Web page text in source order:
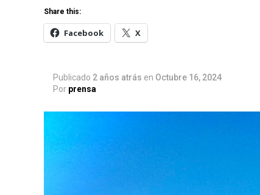
Share this:
Facebook X
Publicado 2 años atrás en Octubre 16, 2024
Por prensa